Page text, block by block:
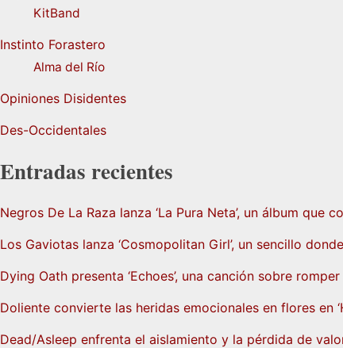
KitBand
Instinto Forastero
Alma del Río
Opiniones Disidentes
Des-Occidentales
Entradas recientes
Negros De La Raza lanza ‘La Pura Neta’, un álbum
Los Gaviotas lanza ‘Cosmopolitan Girl’, un sencillo
Dying Oath presenta ‘Echoes’, una canción sobre
Doliente convierte las heridas emocionales en flores en
Dead/Asleep enfrenta el aislamiento y la pérdida de